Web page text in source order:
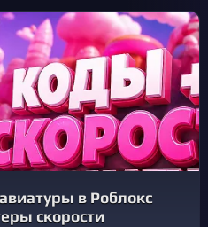
в Роблокс
скорости